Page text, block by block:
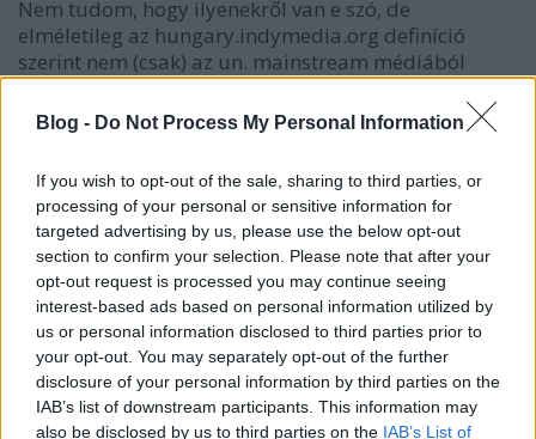
Blog - Do Not Process My Personal Information
If you wish to opt-out of the sale, sharing to third parties, or
processing of your personal or sensitive information for
targeted advertising by us, please use the below opt-out
section to confirm your selection. Please note that after your
opt-out request is processed you may continue seeing
interest-based ads based on personal information utilized by
us or personal information disclosed to third parties prior to
your opt-out. You may separately opt-out of the further
disclosure of your personal information by third parties on the
IAB’s list of downstream participants. This information may
also be disclosed by us to third parties on the IAB’s List of
Nem tudom, hogy ilyenekről van e szó, de
elméletileg az hungary.indymedia.org definíció
szerint nem (csak) az un. mainstream médiából
táplálkozik. Persze ez a szó köznapi értelemben nem
(csak) blog.
vorosesfekete.blogspot.com/
rokamoka.blogspot.com/
És ezek baráti blogjaik...
Persze ezek is csak egy szeletét (baloldali-aktivista,
részvételi demokratikus stb.) fedik le az 'alternatív'
blogoszférának. Gondolom vannak egyéb dimenziók
is.